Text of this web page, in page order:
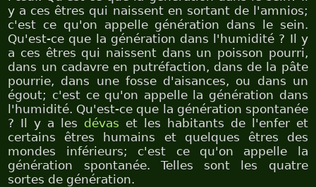
y a ces êtres qui naissent en sortant de l'amnios;
c'est ce qu'on appelle génération dans le sein.
Qu'est-ce que la génération dans l'humidité ? Il y
a ces êtres qui naissent dans un poisson pourri,
dans un cadavre en putréfaction, dans de la pâte
pourrie, dans une fosse d'aisances, ou dans un
égout; c'est ce qu'on appelle la génération dans
l'humidité. Qu'est-ce que la génération spontanée
? Il y a les dévas et les habitants de l'enfer et
certains êtres humains et quelques êtres des
mondes inférieurs; c'est ce qu'on appelle la
génération spontanée. Telles sont les quatre
sortes de génération.